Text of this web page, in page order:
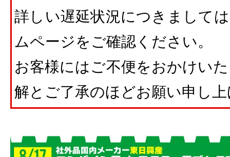
詳しい遅延状況につきまして
ムページをご確認ください。
お客様にはご不便をおかけい
解とご了承のほどお願い申し